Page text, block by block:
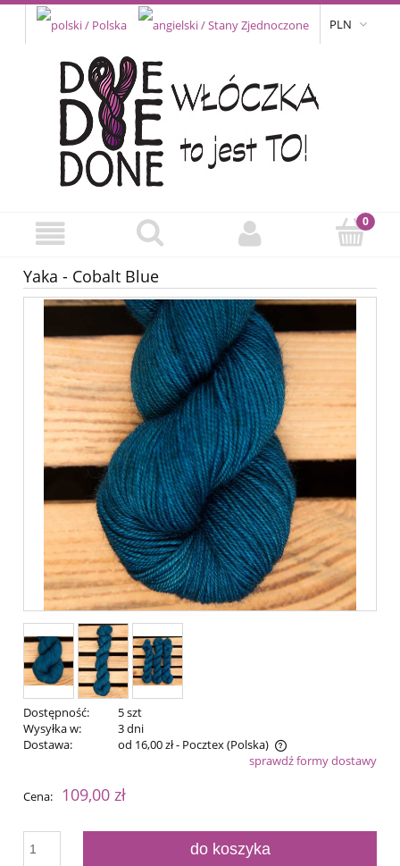
PLN
Yaka - Cobalt Blue
Dostępność:
5 szt
Wysyłka w:
3 dni
Dostawa:
od 16,00 zł- Pocztex(Polska)
Cena nie zawiera ewentualnych kosztów płatnościsprawdź formy dostawy
Cena: 109,00 zł
do koszyka